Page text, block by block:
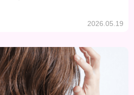
2026.05.19